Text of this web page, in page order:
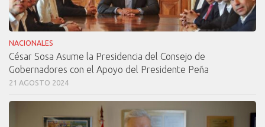
NACIONALES
César Sosa Asume la Presidencia del Consejo de
Gobernadores con el Apoyo del Presidente Peña
21 AGOSTO 2024